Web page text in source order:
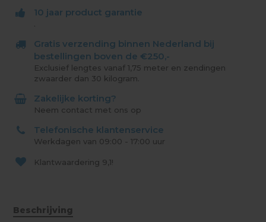
10 jaar product garantie
.
Gratis verzending binnen Nederland bij
bestellingen boven de €250,-
Exclusief lengtes vanaf 1,75 meter en zendingen
zwaarder dan 30 kilogram.
Zakelijke korting?
Neem contact met ons op
Telefonische klantenservice
Werkdagen van 09:00 - 17:00 uur
Klantwaardering 9,1!
Beschrijving